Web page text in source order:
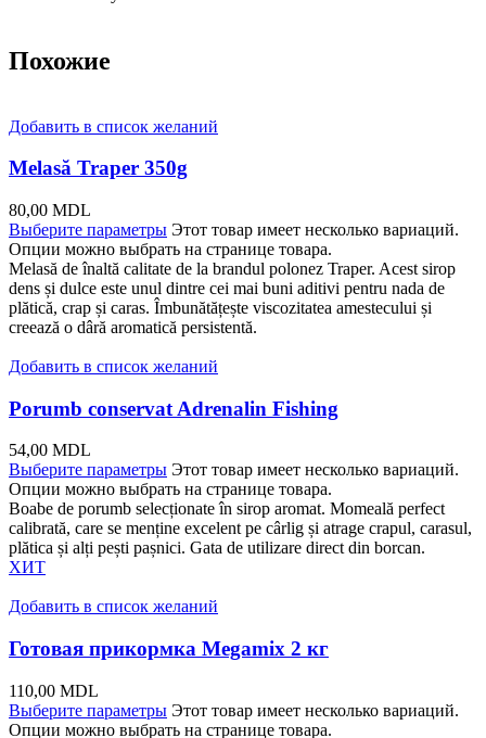
Похожие
Добавить в список желаний
Melasă Traper 350g
80,00 MDL
Выберите параметры Этот товар имеет несколько вариаций.
Опции можно выбрать на странице товара.
Melasă de înaltă calitate de la brandul polonez Traper. Acest sirop
dens și dulce este unul dintre cei mai buni aditivi pentru nada de
plătică, crap și caras. Îmbunătățește viscozitatea amestecului și
creează o dâră aromatică persistentă.
Добавить в список желаний
Porumb conservat Adrenalin Fishing
54,00 MDL
Выберите параметры Этот товар имеет несколько вариаций.
Опции можно выбрать на странице товара.
Boabe de porumb selecționate în sirop aromat. Momeală perfect
calibrată, care se menține excelent pe cârlig și atrage crapul, carasul,
plătica și alți pești pașnici. Gata de utilizare direct din borcan.
ХИТ
Добавить в список желаний
Готовая прикормка Megamix 2 кг
110,00 MDL
Выберите параметры Этот товар имеет несколько вариаций.
Опции можно выбрать на странице товара.